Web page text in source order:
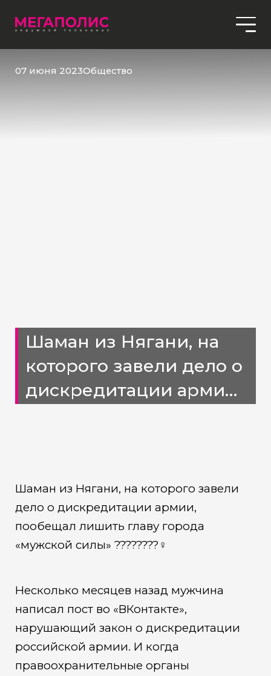
07 июня 2023Общество
Шаман из Нягани, на
которого завели дело о
дискредитации армии,
Шаман из Нягани, на которого завели
дело о дискредитации армии,
пообещал лишить главу города
«мужской силы» ????????‍♀️
Несколько месяцев назад мужчина
написал пост во «ВКонтакте»,
нарушающий закон о дискредитации
российской армии. И когда
правоохранительные органы